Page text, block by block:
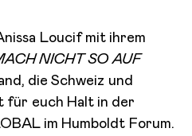
Loucif mit ihrem
NICHT SO AUF
die Schweiz und
für euch Halt in der
im Humboldt Forum.